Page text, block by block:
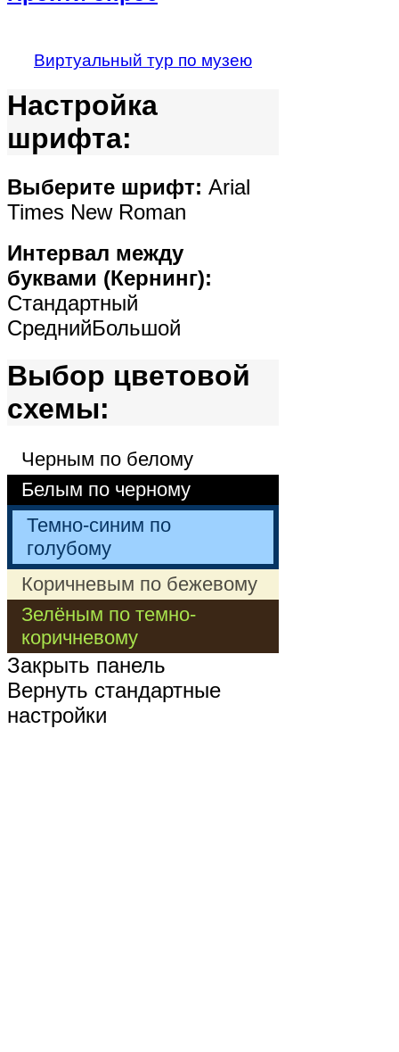
Виртуальный тур по музею
Настройка
шрифта:
Выберите шрифт: Arial
Times New Roman
Интервал между
буквами (Кернинг):
Стандартный
СреднийБольшой
Выбор цветовой
схемы:
Черным по белому
Белым по черному
Темно-синим по
голубому
Коричневым по бежевому
Зелёным по темно-
коричневому
Закрыть панель
Вернуть стандартные
настройки